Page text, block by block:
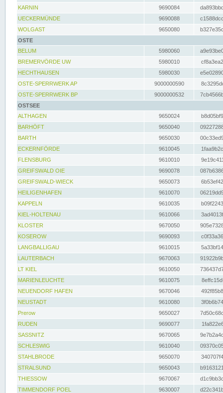
KARNIN
9690084
UECKERMÜNDE
9690088
WOLGAST
9650080
OSTE
BELUM
5980060
BREMERVÖRDE UW
5980010
HECHTHAUSEN
5980030
OSTE-SPERRWERK AP
9000000590
OSTE-SPERRWERK BP
9000000532
OSTSEE
ALTHAGEN
9650024
BARHÖFT
9650040
BARTH
9650030
ECKERNFÖRDE
9610045
FLENSBURG
9610010
GREIFSWALD OIE
9690078
GREIFSWALD-WIECK
9650073
HEILIGENHAFEN
9610070
KAPPELN
9610035
KIEL-HOLTENAU
9610066
KLOSTER
9670050
KOSEROW
9690093
LANGBALLIGAU
9610015
LAUTERBACH
9670063
LT KIEL
9610050
MARIENLEUCHTE
9610075
NEUENDORF HAFEN
9670046
NEUSTADT
9610080
Prerow
9650027
RUDEN
9690077
SASSNITZ
9670065
SCHLESWIG
9610040
STAHLBRODE
9650070
STRALSUND
9650043
THIESSOW
9670067
TIMMENDORF POEL
9630007